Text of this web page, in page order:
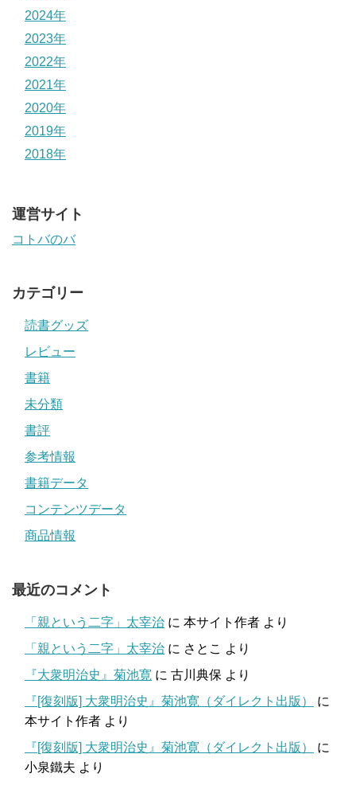
2024年
2023年
2022年
2021年
2020年
2019年
2018年
運営サイト
コトバのバ
カテゴリー
読書グッズ
レビュー
書籍
未分類
書評
参考情報
書籍データ
コンテンツデータ
商品情報
最近のコメント
「親という二字」太宰治 に 本サイト作者 より
「親という二字」太宰治 に さとこ より
『大衆明治史』菊池寛 に 古川典保 より
『[復刻版] 大衆明治史』菊池寛（ダイレクト出版）
に
本サイト作者 より
『[復刻版] 大衆明治史』菊池寛（ダイレクト出版）
に
小泉鐵夫 より